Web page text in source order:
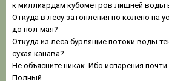
к миллиардам кубометров лишней воды
Откуда в лесу затопления по колено на
до пол-мая?
Откуда из леса бурлящие потоки воды
сухая канава?
Не объясните никак. Ибо испарения почти
Полный.